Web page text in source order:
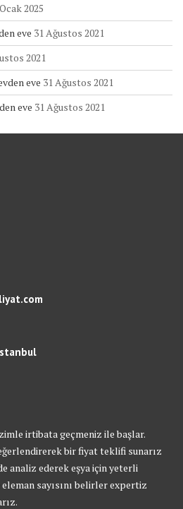
2025
eve 31 Ağustos 2021
2021
eve 31 Ağustos 2021
eve 31 Ağustos 2021
irtibata geçmeniz ile başlar.
bir fiyat teklifi sunarız
analiz ederek eşya için yeterli
sayısını belirler expertiz